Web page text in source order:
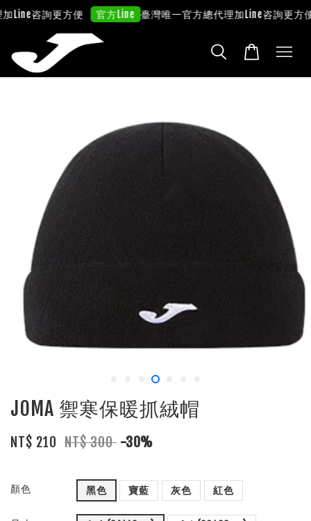
咨詢更方便 官方Line 臺灣唯一官方總代理加Line咨詢更方便
JOMA 禦寒保暖抓絨帽
NT$ 210 NT$ 300 -30%
顏色 黑色 寶藍 灰色 紅色